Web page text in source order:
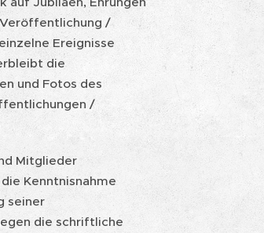
/
Ereignisse
die
und Fotos des
/
Mitglieder
Kenntnisnahme
seiner
die schriftliche